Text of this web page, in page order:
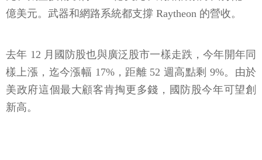
億美元。武器和網路系統都支撐 Raytheon 的營收。
去年 12 月國防股也與廣泛股市一樣走跌，今年開年同
樣上漲，迄今漲幅 17%，距離 52 週高點剩 9%。由於
美政府這個最大顧客肯掏更多錢，國防股今年可望創
新高。